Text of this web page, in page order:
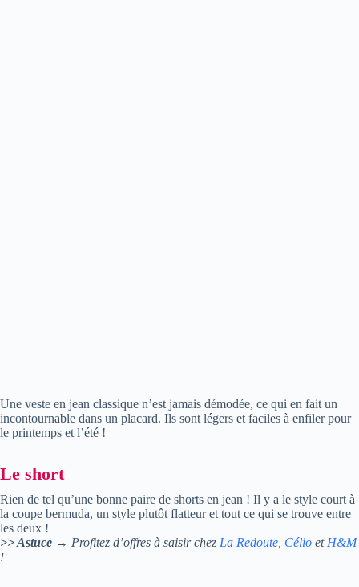
Une veste en jean classique n’est jamais démodée, ce qui en fait un
incontournable dans un placard. Ils sont légers et faciles à enfiler pour
le printemps et l’été !
Le short
Rien de tel qu’une bonne paire de shorts en jean ! Il y a le style court à
la coupe bermuda, un style plutôt flatteur et tout ce qui se trouve entre
les deux !
>> Astuce → Profitez d’offres à saisir chez La Redoute Célio et H&M
!